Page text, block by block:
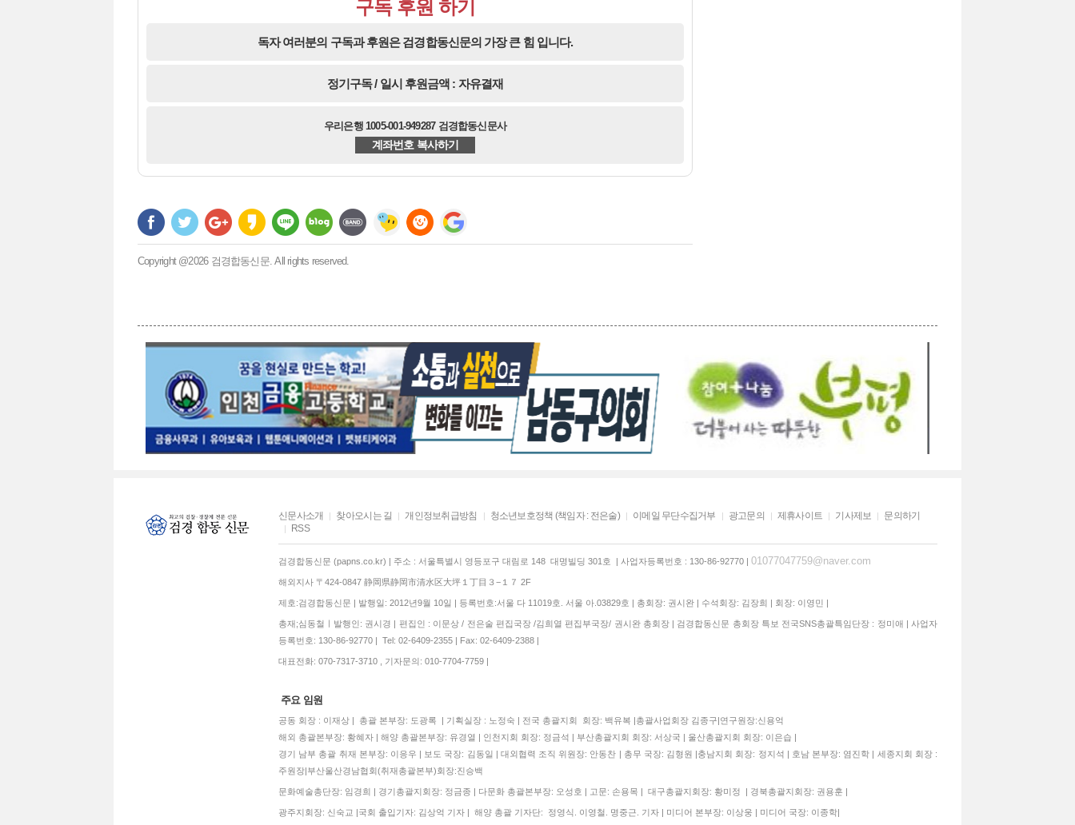
구독 후원 하기
독자 여러분의 구독과 후원은 검경합동신문의 가장 큰 힘 입니다.
정기구독 / 일시 후원금액 : 자유결재
우리은행 1005-001-949287 검경합동신문사
계좌번호 복사하기
Copyright @2026 검경합동신문. All rights reserved.
신문사소개 찾아오시는 길 개인정보취급방침 청소년보호정책 (책임자 : 전은술) 이메일 무단수집거부 광고문의 제휴사이트 기사제보
문의하기
RSS
검경합동신문 (papns.co.kr) | 주소 : 서울특별시 영등포구 대림로 148 대명빌딩 301호 | 사업자등록번호 : 130-86-92770 | 01077047759@naver.com
해외지사 〒424-0847 静岡県静岡市清水区大坪１丁目３−１７ 2F
제호:검경합동신문 | 발행일: 2012년9월 10일 | 등록번호:서울 다 11019호. 서울 아.03829호 | 총회장: 권시완 | 수석회장: 김장희 | 회장: 이영민 |
총재;심동철ㅣ발행인: 권시경 | 편집인 : 이문상 / 전은술 편집국장 /김희열 편집부국장/ 권시완 총회장 | 검경합동신문 총회장 특보 전국SNS총괄특임단장 : 정미애 | 사업자
등록번호: 130-86-92770 | Tel: 02-6409-2355 | Fax: 02-6409-2388 |
대표전화: 070-7317-3710 , 기자문의: 010-7704-7759 |
주요 임원
공동 회장 : 이재상 | 총괄 본부장: 도광록 | 기획실장 : 노정숙 | 전국 총괄지회 회장: 백유복 |총괄사업회장 김종구|연구원장:신용억
해외 총괄본부장: 황혜자 | 해양 총괄본부장: 유경열 | 인천지회 회장: 정금석 | 부산총괄지회 회장: 서상국 | 울산총괄지회 회장: 이은습 |
경기 남부 총괄 취재 본부장: 이응우 | 보도 국장: 김동일 | 대외협력 조직 위원장: 안동찬 | 총무 국장: 김형원 |충남지회 회장: 정지석 | 호남 본부장: 염진학 | 세종지회 회장 :
주원장|부산울산경남협회(취재총괄본부)회장:진승백
문화예술총단장: 임경희 | 경기총괄지회장: 정금종 | 다문화 총괄본부장: 오성호 | 고문: 손용목 | 대구총괄지회장: 황미정 | 경북총괄지회장: 권용훈 |
광주지회장: 신숙교 |국회 출입기자: 김상억 기자 | 해양 총괄 기자단: 정영식. 이영철. 명중근. 기자 | 미디어 본부장: 이상웅 | 미디어 국장: 이종학|